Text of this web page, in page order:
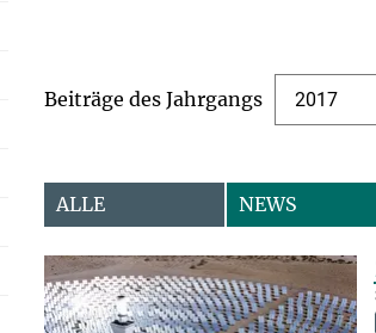
Beiträge des Jahrgangs 2017
ALLE NEWS